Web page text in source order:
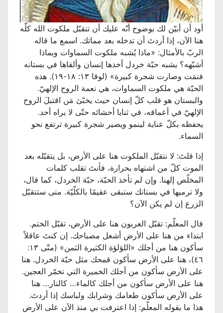
أود أن أبيّن لك بوضوح أنّه عليك أن تتقبّل ملكوت الله كلّه
هنا الآن، إذا أردتَ أن تدخله بعد مماتك. اسمع ما قاله
الربّ بالأمثال: «ماذا يُشبه ملكوت السماوات وبماذا
أشبّهه؟ يشبه حبّة خردل أخذها إنسان وألقاها في بستانه
فنمَت وصارت شجرة كبيرة» (لوقا ١٣: ١٨-١٩). هذه
الحبّة هي ملكوت السماوات، هي نعمة الروح الإلهيّ.
والبستان هو قلب كلّ إنسان حيث يخبّئ مَن اقتبلَ الروح
الإلهيّ في أعماقه، في ثنايا أحشائه حتّى لا يراه أحد.
يحفظه بكلّ عناية لينمو ويصير شجرة كبيرة ترتفع نحو
السماء.
إذا قلتَ: لا نتقبّل الملكوت هنا على الأرض، بل يتقبّله بعد
الموت كلّ من اشتهاه بحرارة، فأنتَ تقلب كلمات
المخلّص إلهنا. وإن لم تأخذ الحبّة، حبّة الخردل، كما قال،
ولا ترميها في بستانك ستبقى عقيمًا بالكلّيّة. متى ستتقبّل
الزرع إن لم يكن الآن؟
قال المعلّم: تقبّل العربون هنا على الأرض، تقبّل الختم.
ابتداء من هنا على الأرض أشعل مصباحك. إن كنتَ عاقلاً
سأكون هنا من أجلك «اللؤلؤة الكثيرة الثمن» (متّى ١٣:
٤٦)، هنا على الأرض سأكون قمحك مثل حبّة الخردل. هنا
على الأرض سأكون من أجلك الخميرة التي تخمّر العجين.
هنا على الأرض سأكون من أجلك كالماء… كالنار… هنا
على الأرض سأكون طعامك وشرابك ولباسك إذا أردتَ.
هذا ما يقوله المعلّم: إذا اعترفت بي منذ الآن على الأرض